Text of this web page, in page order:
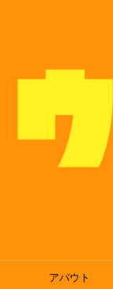
アバウト